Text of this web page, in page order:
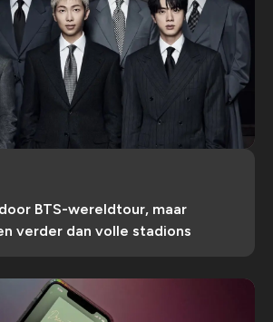
BTS-wereldtour, maar
verder dan volle stadions